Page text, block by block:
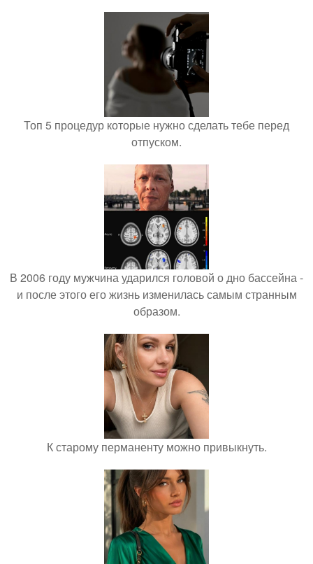
Топ 5 процедур которые нужно сделать тебе перед
отпуском.
В 2006 году мужчина ударился головой о дно бассейна -
и после этого его жизнь изменилась самым странным
образом.
К старому перманенту можно привыкнуть.